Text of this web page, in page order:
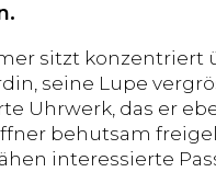
sitzt konzentriert
seine Lupe
Uhrwerk, das er
behutsam
interessierte